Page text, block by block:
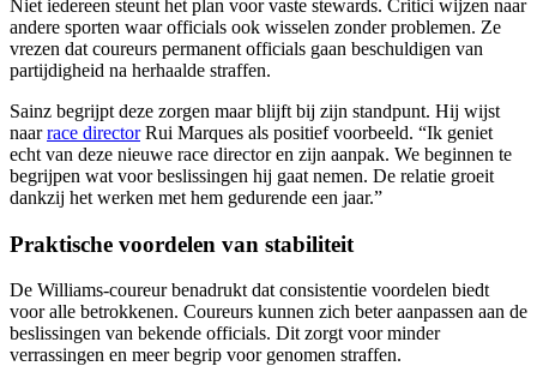
Niet iedereen steunt het plan voor vaste stewards. Critici wijzen naar
andere sporten waar officials ook wisselen zonder problemen. Ze
vrezen dat coureurs permanent officials gaan beschuldigen van
partijdigheid na herhaalde straffen.
Sainz begrijpt deze zorgen maar blijft bij zijn standpunt. Hij wijst
naarrace directorRui Marques als positief voorbeeld. “Ik geniet
echt van deze nieuwe race director en zijn aanpak. We beginnen te
begrijpen wat voor beslissingen hij gaat nemen. De relatie groeit
dankzij het werken met hem gedurende een jaar.”
Praktische voordelen van stabiliteit
De Williams-coureur benadrukt dat consistentie voordelen biedt
voor alle betrokkenen. Coureurs kunnen zich beter aanpassen aan de
beslissingen van bekende officials. Dit zorgt voor minder
verrassingen en meer begrip voor genomen straffen.